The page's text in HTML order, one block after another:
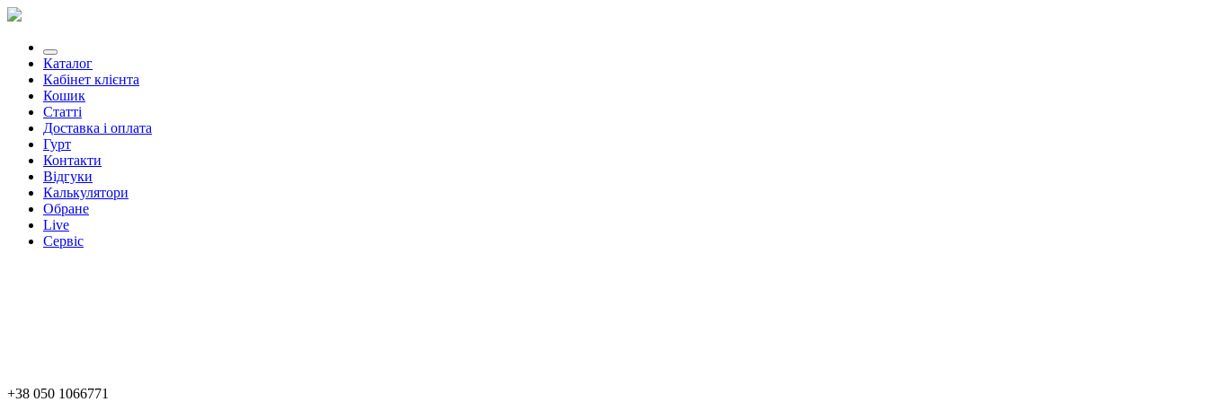
Каталог
Кабінет клієнта
Кошик
Статті
Доставка і оплата
Гурт
Контакти
Відгуки
Калькулятори
Обране
Live
Сервіс
+38 050 1066771